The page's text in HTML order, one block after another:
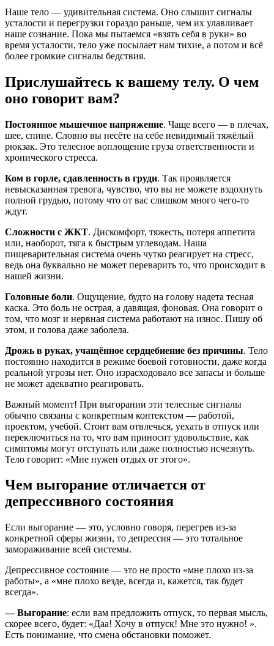
Наше тело — удивительная система. Оно слышит сигналы
усталости и перегрузки гораздо раньше, чем их улавливает
наше сознание. Пока мы пытаемся «взять себя в руки» во
время усталости, тело уже посылает нам тихие, а потом и всё
более громкие сигналы бедствия.
Прислушайтесь к вашему телу. О чем
оно говорит вам?
Постоянное мышечное напряжение. Чаще всего — в плечах,
шее, спине. Словно вы несёте на себе невидимый тяжёлый
рюкзак. Это телесное воплощение груза ответственности и
хронического стресса.
Ком в горле, сдавленность в груди. Так проявляется
невысказанная тревога, чувство, что вы не можете вздохнуть
полной грудью, потому что от вас слишком много чего-то
ждут.
Сложности с ЖКТ. Дискомфорт, тяжесть, потеря аппетита
или, наоборот, тяга к быстрым углеводам. Наша
пищеварительная система очень чутко реагирует на стресс,
ведь она буквально не может переварить то, что происходит в
нашей жизни.
Головные боли. Ощущение, будто на голову надета тесная
каска. Это боль не острая, а давящая, фоновая. Она говорит о
том, что мозг и нервная система работают на износ. Пишу об
этом, и голова даже заболела.
Дрожь в руках, учащённое сердцебиение без причины. Тело
постоянно находится в режиме боевой готовности, даже когда
реальной угрозы нет. Оно израсходовало все запасы и больше
не может адекватно реагировать.
Важный момент! При выгорании эти телесные сигналы
обычно связаны с конкретным контекстом — работой,
проектом, учебой. Стоит вам отвлечься, уехать в отпуск или
переключиться на то, что вам приносит удовольствие, как
симптомы могут отступать или даже полностью исчезнуть.
Тело говорит: «Мне нужен отдых от этого».
Чем выгорание отличается от
депрессивного состояния
Если выгорание — это, условно говоря, перегрев из-за
конкретной сферы жизни, то депрессия — это тотальное
замораживание всей системы.
Депрессивное состояние — это не просто «мне плохо из-за
работы», а «мне плохо везде, всегда и, кажется, так будет
всегда».
— Выгорание: если вам предложить отпуск, то первая мысль,
скорее всего, будет: «Даа! Хочу в отпуск! Мне это нужно! ».
Есть понимание, что смена обстановки поможет.